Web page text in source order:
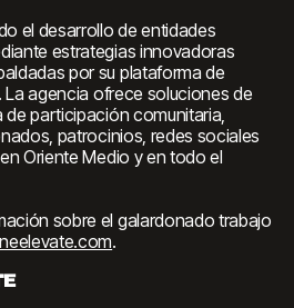
el desarrollo de entidades
estrategias innovadoras
por su plataforma de
La agencia ofrece soluciones de
participación comunitaria,
patrocinios, redes sociales
Oriente Medio y en todo el
sobre el galardonado trabajo
.